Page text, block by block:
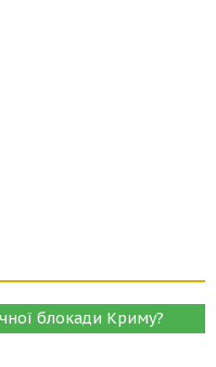
блокади Криму?